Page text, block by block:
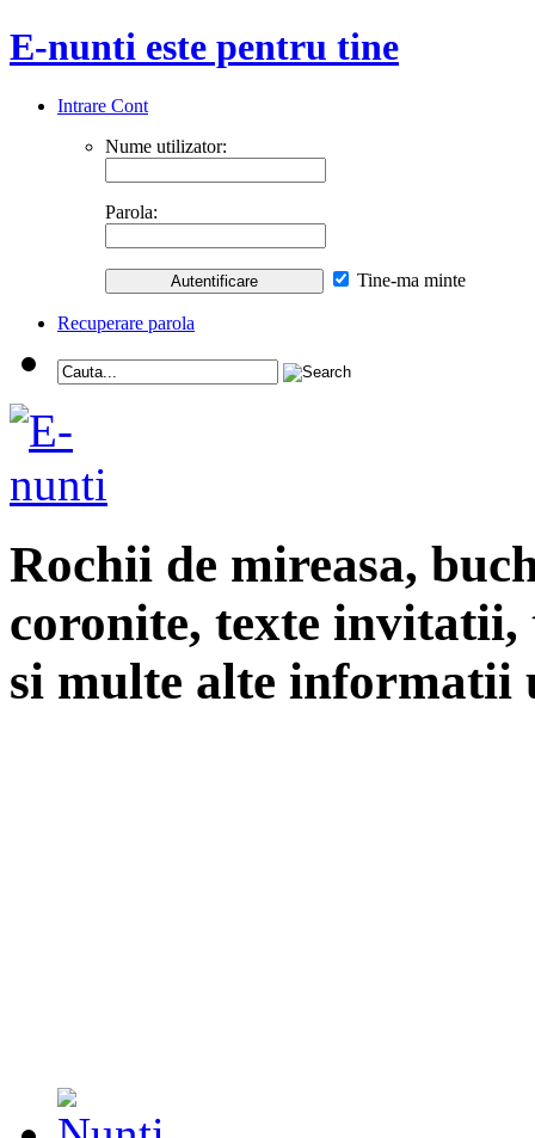
E-nunti este pentru tine
Intrare Cont
Nume utilizator:
Parola:
Tine-ma minte
Recuperare parola
Rochii de mireasa,
coronite, texte
si multe alte informatii